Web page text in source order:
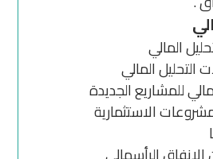
المالي
التحليل المالي
للمشاريع الجديدة
الاستثمارية